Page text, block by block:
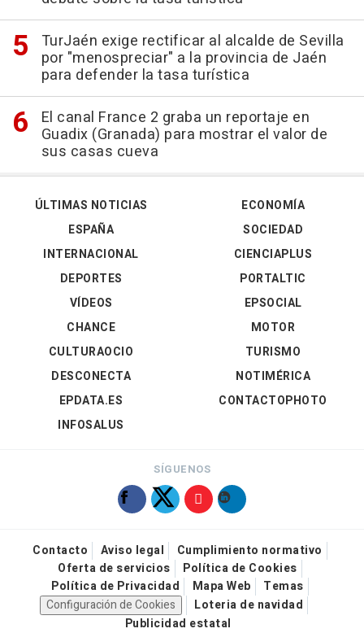
TurJaén exige rectificar al alcalde de Sevilla
por "menospreciar" a la provincia de Jaén
para defender la tasa turística
El canal France 2 graba un reportaje en
Guadix (Granada) para mostrar el valor de
sus casas cueva
ÚLTIMAS NOTICIAS
ESPAÑA
INTERNACIONAL
DEPORTES
VÍDEOS
ECONOMÍA
SOCIEDAD
CIENCIAPLUS
PORTALTIC
EPSOCIAL
CHANCE
CULTURAOCIO
DESCONECTA
EPDATA.ES
INFOSALUS
MOTOR
TURISMO
NOTIMÉRICA
CONTACTOPHOTO
SÍGUENOS
Contacto Aviso legal
Cumplimiento normativo
Oferta de servicios
Política de Cookies
Política de Privacidad
Mapa Web
Temas
Configuración de Cookies
Loteria de navidad
Publicidad estatal